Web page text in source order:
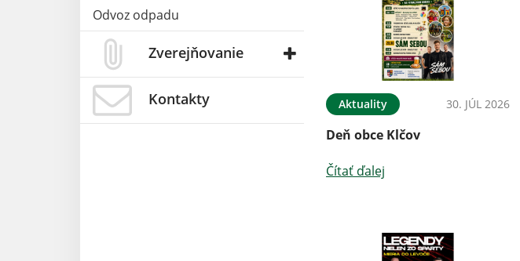
Odvoz odpadu
Zverejňovanie
Kontakty Aktuality 30. JÚL 2026
Deň obce Klčov
Čítať ďalej